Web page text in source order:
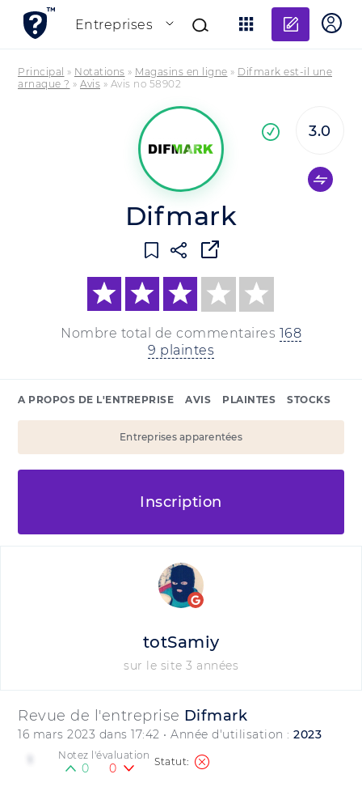
Entreprises
Principal » Notations » Magasins en ligne » Difmark est-il une
arnaque ? » Avis » Avis no 58902
Difmark
Nombre total de commentaires 168
9 plaintes
3.0
confirmée
A PROPOS DE L'ENTREPRISE AVIS PLAINTES STOCKS
Entreprises apparentées
Inscription
Revue de l'entreprise Difmark
16 mars 2023 dans 17:42 • Année d'utilisation : 2023
Notez l'évaluation
0 0
totSamiy
sur le site 3 années